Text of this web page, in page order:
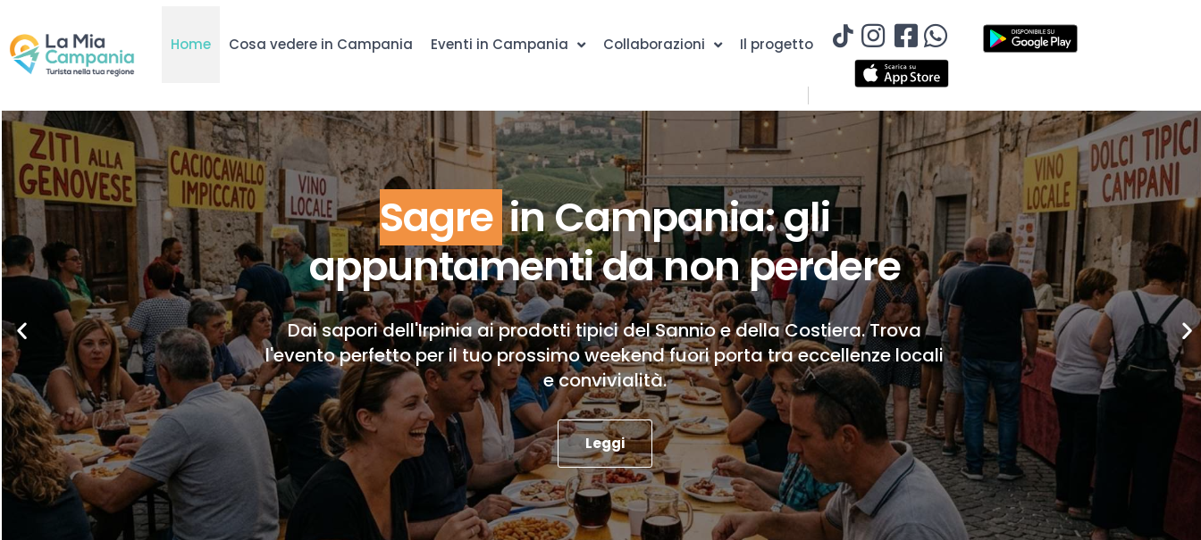
Home Cosa vedere in Campania Eventi in Campania Collaborazioni Il progetto
Sagre in Campania: gli
appuntamenti da non perdere
Dai sapori dell'Irpinia ai prodotti tipici del Sannio e della Costiera. Trova
l'evento perfetto per il tuo prossimo weekend fuori porta tra eccellenze locali
e convivialità.
Leggi